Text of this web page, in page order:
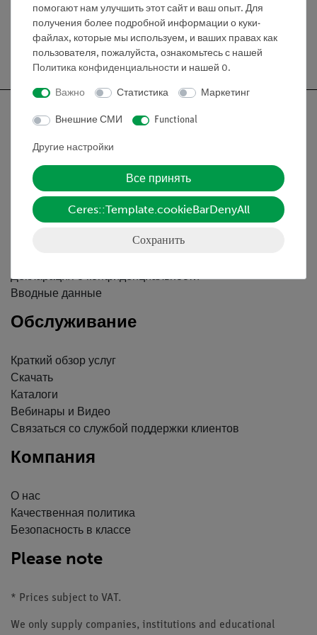
Бесплатная доставка от 300,- €
Информация
Декларация о конфиденциальности
Вводные данные
Обслуживание
Краткий обзор услуг
Скачать
Каталоги
Вебинары и Видео
Связаться со службой поддержки клиентов
Компания
О нас
Качественная политика
Безопасность в классе
Please note
* Prices subject to VAT.
We only supply companies, institutions and educational
помогают нам улучшить этот сайт и ваш опыт. Для
получения более подробной информации о куки-
файлах, которые мы используем, и ваших правах как
пользователя, пожалуйста, ознакомьтесь с нашей
Политика конфиденциальности и нашей 0.
Важно Статистика Маркетинг
Внешние СМИ Functional
Другие настройки
Все принять
Ceres::Template.cookieBarDenyAll
Сохранить